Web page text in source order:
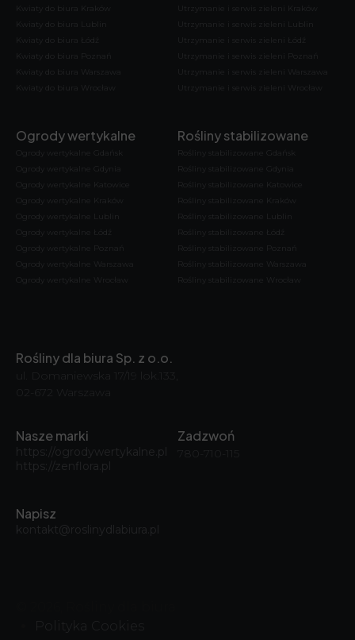
Kwiaty do biura Kraków
Kwiaty do biura Lublin
Kwiaty do biura Łódź
Kwiaty do biura Poznań
Kwiaty do biura Warszawa
Kwiaty do biura Wrocław
Utrzymanie i serwis zieleni Kraków
Utrzymanie i serwis zieleni Lublin
Utrzymanie i serwis zieleni Łódź
Utrzymanie i serwis zieleni Poznań
Utrzymanie i serwis zieleni Warszawa
Utrzymanie i serwis zieleni Wrocław
Ogrody wertykalne
Ogrody wertykalne Gdańsk
Ogrody wertykalne Gdynia
Ogrody wertykalne Katowice
Ogrody wertykalne Kraków
Ogrody wertykalne Lublin
Ogrody wertykalne Łódź
Ogrody wertykalne Poznań
Ogrody wertykalne Warszawa
Ogrody wertykalne Wrocław
Rośliny stabilizowane
Rośliny stabilizowane Gdańsk
Rośliny stabilizowane Gdynia
Rośliny stabilizowane Katowice
Rośliny stabilizowane Kraków
Rośliny stabilizowane Lublin
Rośliny stabilizowane Łódź
Rośliny stabilizowane Poznań
Rośliny stabilizowane Warszawa
Rośliny stabilizowane Wrocław
Rośliny dla biura Sp. z o.o.
ul. Domaniewska 17/19 lok.133,
02-672 Warszawa
Nasze marki
https://ogrodywertykalne.pl
https://zenflora.pl
Zadzwoń
780-710-115
Napisz
kontakt@roslinydlabiura.pl
Polityka Cookies